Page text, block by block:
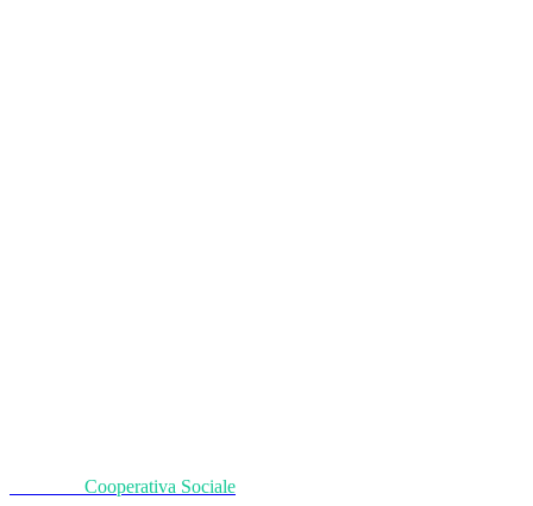
Prenota una visita 080 35.29.406
Cooperativa Sociale